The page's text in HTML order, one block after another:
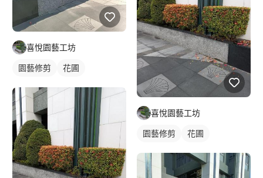
喜悅園藝工坊
園藝修剪 花圃
喜悅園藝工坊
園藝修剪 花圃